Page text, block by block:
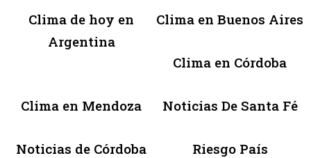
Clima de hoy en
Argentina
Clima en Buenos Aires
Clima en Córdoba
Clima en Mendoza Noticias De Santa Fé
Noticias de Córdoba Riesgo País